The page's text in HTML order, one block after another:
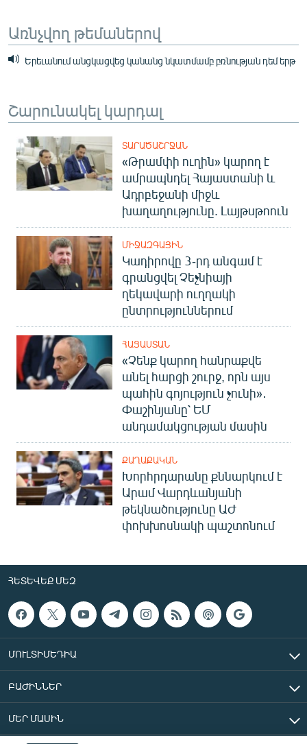
Առնչվող թեմաներով
Երեւանում անցկացվեց կանանց նկատմամբ բռնության դեմ երթ
Շարունակել կարդալ
ՏԱՐԱԾԱՇՐՋԱՆ
«Թրամփի ուղին» կարող է
ամրապնդել Հայաստանի և
Ադրբեջանի միջև
խաղաղությունը. Լայթսթոուն
ՄԻՋԱԶԳԱՅԻՆ
Կադիրովը 3-րդ անգամ է
գրանցվել Չեչնիայի
ղեկավարի ուղղակի
ընտրություններում
ՀԱՅԱՍՏԱՆ
«Չենք կարող հանրաքվե
անել հարցի շուրջ, որն այս
պահին գոյություն չունի»․
Փաշինյանը՝ ԵՄ
անդամակցության մասին
ՔԱՂԱՔԱԿԱՆ
Խորհրդարանը քննարկում է
Արամ Վարդևանյանի
թեկնածությունը ԱԺ
փոխխոսնակի պաշտոնում
ՀԵՏԵՎԵՔ ՄԵԶ
ՄՈՒԼՏԻՄԵԴԻԱ
ԲԱԺԻՆՆԵՐ
ՄԵՐ ՄԱՍԻՆ